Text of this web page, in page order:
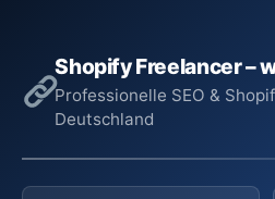
Shopify Freelancer –
Professionelle SEO &
Deutschland